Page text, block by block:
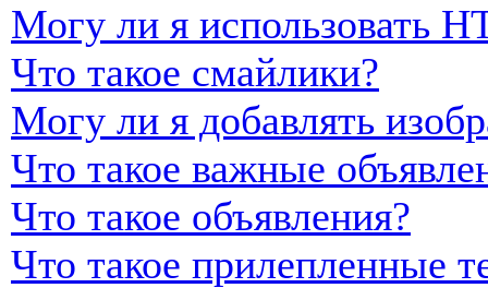
Могу ли я использовать
Что такое смайлики?
Могу ли я добавлять
Что такое важные
Что такое объявления?
Что такое прилепленные